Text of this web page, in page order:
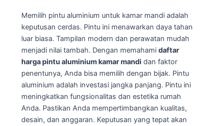
Memilih pintu aluminium untuk kamar mandi adalah
keputusan cerdas. Pintu ini menawarkan daya tahan
luar biasa. Tampilan modern dan perawatan mudah
menjadi nilai tambah. Dengan memahami daftar
harga pintu aluminium kamar mandi dan faktor
penentunya, Anda bisa memilih dengan bijak. Pintu
aluminium adalah investasi jangka panjang. Pintu ini
meningkatkan fungsionalitas dan estetika rumah
Anda. Pastikan Anda mempertimbangkan kualitas,
desain, dan anggaran. Keputusan yang tepat akan